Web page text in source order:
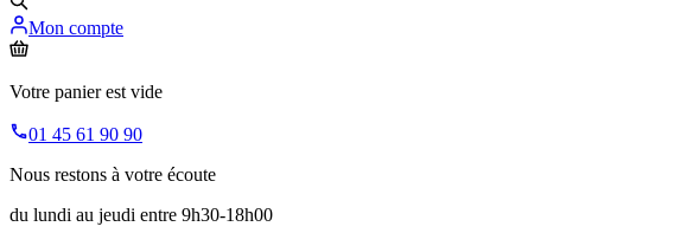
Mon compte
Votre panier est vide
01 45 61 90 90
Nous restons à votre écoute
du lundi au jeudi entre 9h30-18h00